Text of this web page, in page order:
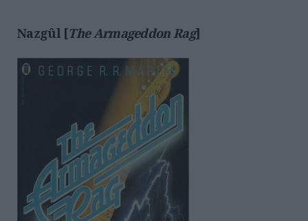
Nazgûl [The Armageddon Rag]